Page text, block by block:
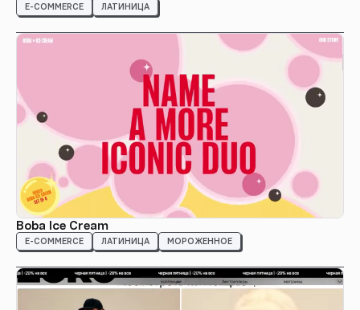
E-COMMERCE ЛАТИНИЦА
Boba Ice Cream
E-COMMERCE ЛАТИНИЦА МОРОЖЕННОЕ